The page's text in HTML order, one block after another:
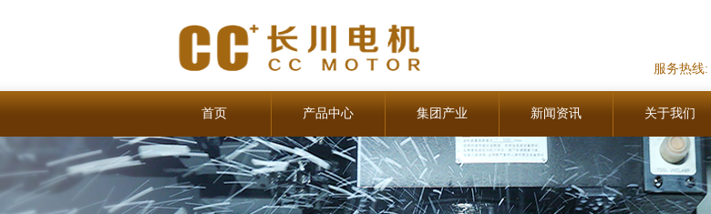
服务热线:
首页 产品中心 集团产业 新闻资讯 关于我们